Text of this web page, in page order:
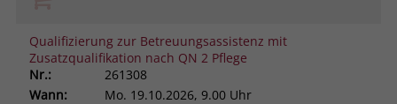
Qualifizierung zur Betreuungsassistenz mit
Zusatzqualifikation nach QN 2 Pflege
Nr.:
261308
Wann:
Mo. 19.10.2026, 9.00 Uhr